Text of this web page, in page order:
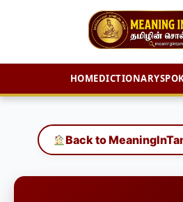
HOMEDICTIONARY
content
Back to